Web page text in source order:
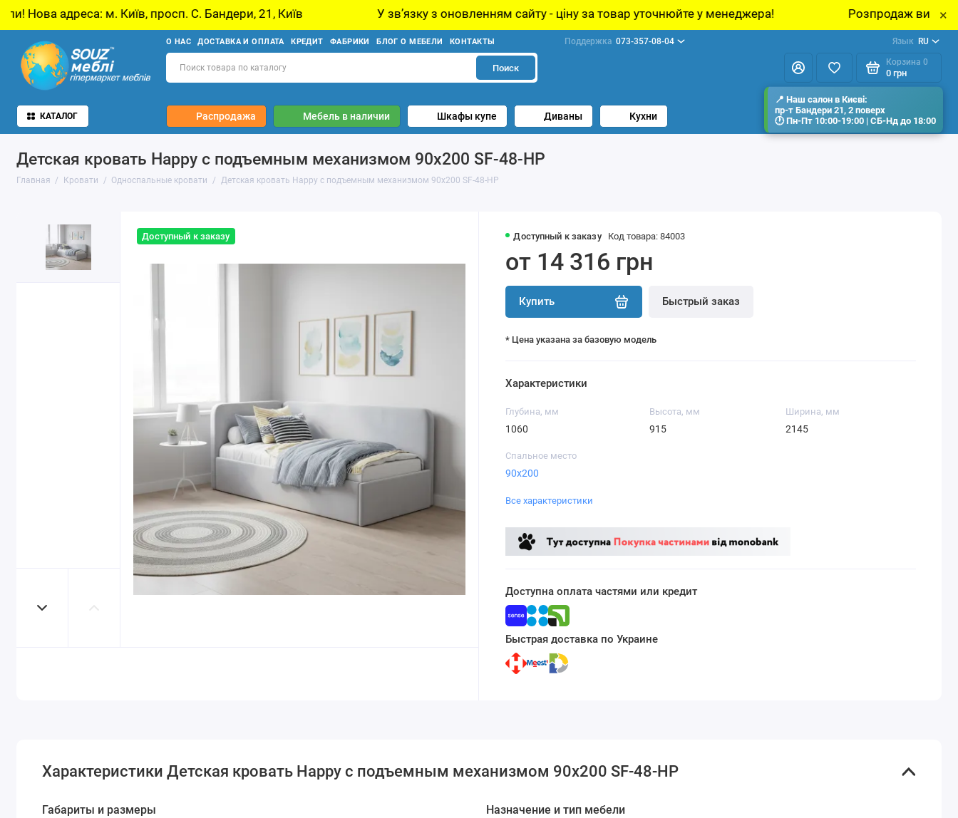
просп. С. Бандери, 21, Київ У звʼязку з оновленням сайту - ціну за товар уточнюйте у менеджера! Розпродаж виставкових зразків ×
О НАС ДОСТАВКА И ОПЛАТА КРЕДИТ ФАБРИКИ БЛОГ О МЕБЕЛИ КОНТАКТЫ Поддержка 073-357-08-04 Язык RU
Поиск
Корзина 0
0 грн
КАТАЛОГ Распродажа Мебель в наличии Шкафы купе Диваны Кухни
Детская кровать Happy с подъемным механизмом 90x200 SF-48-HP
Главная Кровати Односпальные кровати Детская кровать Happy с подъемным механизмом 90x200 SF-48-HP
Доступный к заказу Доступный к заказу Код товара: 84003
от 14 316 грн
Купить Быстрый заказ
* Цена указана за базовую модель
Характеристики
Глубина, мм
1060
Высота, мм
915
Ширина, мм
2145
Спальное место
90x200
Все характеристики
Доступна оплата частями или кредит
Быстрая доставка по Украине
Характеристики Детская кровать Happy с подъемным механизмом 90x200 SF-48-HP
Габариты и размеры Назначение и тип мебели